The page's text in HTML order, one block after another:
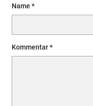
Name
Kommentar